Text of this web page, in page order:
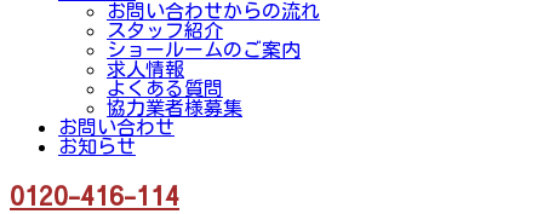
お問い合わせからの流れ
スタッフ紹介
ショールームのご案内
求人情報
よくある質問
協力業者様募集
お問い合わせ
お知らせ
0120-416-114